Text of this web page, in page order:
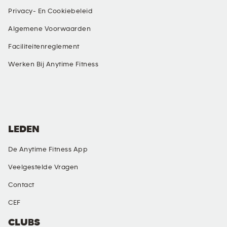
Privacy- En Cookiebeleid
Algemene Voorwaarden
Faciliteitenreglement
Werken Bij Anytime Fitness
CLUBS
LEDEN
De Anytime Fitness App
Veelgestelde Vragen
Contact
CEF